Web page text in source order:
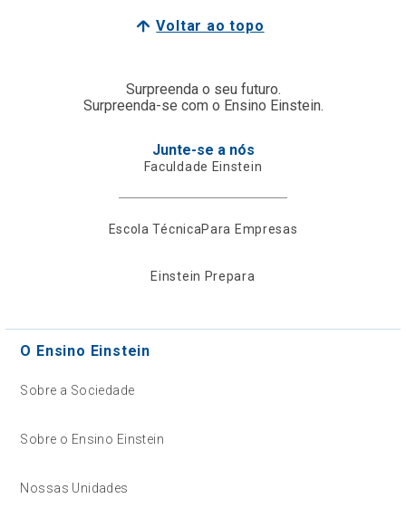
Voltar ao topo
Surpreenda o seu futuro.
Surpreenda-se com o Ensino Einstein.
Junte-se a nós
Faculdade Einstein
Escola TécnicaPara Empresas
Einstein Prepara
O Ensino Einstein
Sobre a Sociedade
Sobre o Ensino Einstein
Nossas Unidades